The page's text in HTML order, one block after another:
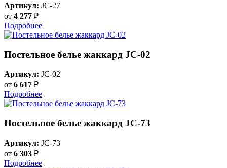
Артикул: JC-27
от 4 277 ₽
Подробнее
Постельное белье жаккард JC-02
Артикул: JC-02
от 6 617 ₽
Подробнее
Постельное белье жаккард JC-73
Артикул: JC-73
от 6 303 ₽
Подробнее